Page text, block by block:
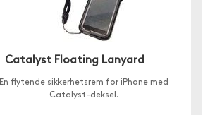
Catalyst Floating Lanyard
En flytende sikkerhetsrem for iPhone med
Catalyst-deksel.